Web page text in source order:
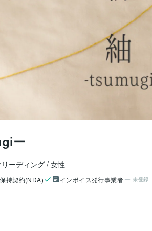
ー
ーディング 女性
持契約(NDA) インボイス発行事業者 未登録